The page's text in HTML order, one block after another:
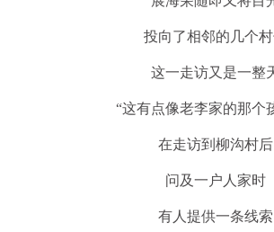
投向了相邻的几个
这一走访又是一整
“这有点像老李家的那个
在走访到柳沟村后
问及一户人家时
有人提供一条线索